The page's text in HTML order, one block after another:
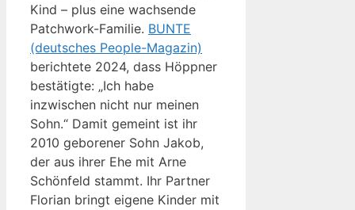
Kind – plus eine wachsende
Patchwork-Familie. BUNTE
(deutsches People-Magazin)
berichtete 2024, dass Höppner
bestätigte: „Ich habe
inzwischen nicht nur meinen
Sohn.“ Damit gemeint ist ihr
2010 geborener Sohn Jakob,
der aus ihrer Ehe mit Arne
Schönfeld stammt. Ihr Partner
Florian bringt eigene Kinder mit